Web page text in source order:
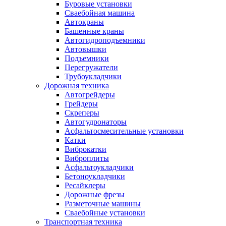
Буровые установки
Сваебойная машина
Автокраны
Башенные краны
Автогидроподъемники
Автовышки
Подъемники
Перегружатели
Трубоукладчики
Дорожная техника
Автогрейдеры
Грейдеры
Скреперы
Автогудронаторы
Асфальтосмесительные установки
Катки
Виброкатки
Виброплиты
Асфальтоукладчики
Бетоноукладчики
Ресайклеры
Дорожные фрезы
Разметочные машины
Сваебойные установки
Транспортная техника